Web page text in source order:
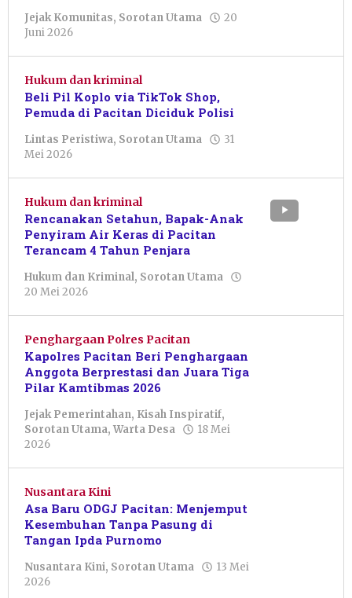
Jejak Komunitas, Sorotan Utama
20
Juni 2026
Wulandari
Hukum dan kriminal
Beli Pil Koplo via TikTok Shop,
Pemuda di Pacitan Diciduk Polisi
Lintas Peristiwa, Sorotan Utama
31
Mei 2026
Primanto
Hukum dan kriminal
Rencanakan Setahun, Bapak-Anak
Penyiram Air Keras di Pacitan
Terancam 4 Tahun Penjara
Hukum dan Kriminal, Sorotan Utama
20 Mei 2026
Shalahuddin
Penghargaan Polres Pacitan
Kapolres Pacitan Beri Penghargaan
Anggota Berprestasi dan Juara Tiga
Pilar Kamtibmas 2026
Jejak Pemerintahan, Kisah Inspiratif,
Sorotan Utama, Warta Desa
18 Mei
2026
Azizah
Nusantara Kini
Asa Baru ODGJ Pacitan: Menjemput
Kesembuhan Tanpa Pasung di
Tangan Ipda Purnomo
Nusantara Kini, Sorotan Utama
13 Mei
2026